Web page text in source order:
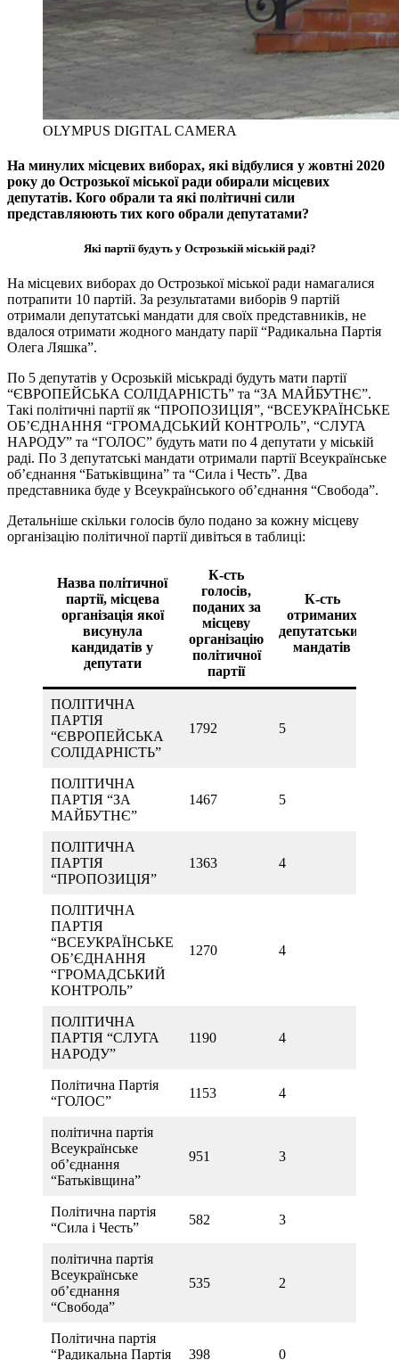
OLYMPUS DIGITAL CAMERA
На минулих місцевих виборах, які відбулися у жовтні 2020
року до Острозької міської ради обирали місцевих
депутатів. Кого обрали та які політичні сили
представляюють тих кого обрали депутатами?
Які партії будуть у Острозькій міській раді?
На місцевих виборах до Острозької міської ради намагалися
потрапити 10 партій. За результатами виборів 9 партій
отримали депутатські мандати для своїх представників, не
вдалося отримати жодного мандату парії “Радикальна Партія
Олега Ляшка”.
По 5 депутатів у Осрозькій міськраді будуть мати партії
“ЄВРОПЕЙСЬКА СОЛІДАРНІСТЬ” та “ЗА МАЙБУТНЄ”.
Такі політичні партії як “ПРОПОЗИЦІЯ”, “ВСЕУКРАЇНСЬКЕ
ОБ’ЄДНАННЯ “ГРОМАДСЬКИЙ КОНТРОЛЬ”, “СЛУГА
НАРОДУ” та “ГОЛОС” будуть мати по 4 депутати у міській
раді. По 3 депутатські мандати отримали партії Всеукраїнське
об’єднання “Батьківщина” та “Сила і Честь”. Два
представника буде у Всеукраїнського об’єднання “Свобода”.
Детальніше скільки голосів було подано за кожну місцеву
організацію політичної партії дивіться в таблиці:
Назва політичної
партії, місцева
організація якої
висунула
кандидатів у
депутати
К-сть
голосів,
поданих за
місцеву
організацію
політичної
партії
К-сть
отриманих
депутатських
мандатів
ПОЛІТИЧНА
ПАРТІЯ
“ЄВРОПЕЙСЬКА
СОЛІДАРНІСТЬ”
1792 5
ПОЛІТИЧНА
ПАРТІЯ “ЗА
МАЙБУТНЄ”
1467 5
ПОЛІТИЧНА
ПАРТІЯ
“ПРОПОЗИЦІЯ”
1363 4
ПОЛІТИЧНА
ПАРТІЯ
“ВСЕУКРАЇНСЬКЕ
ОБ’ЄДНАННЯ
“ГРОМАДСЬКИЙ
КОНТРОЛЬ”
1270 4
ПОЛІТИЧНА
ПАРТІЯ “СЛУГА
НАРОДУ”
1190 4
Політична Партія
“ГОЛОС”
1153 4
політична партія
Всеукраїнське
об’єднання
“Батьківщина”
951 3
Політична партія
“Сила і Честь”
582 3
політична партія
Всеукраїнське
об’єднання
“Свобода”
535 2
Політична партія
“Радикальна Партія
398 0